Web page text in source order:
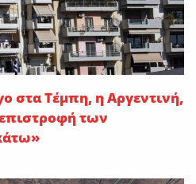
στα Τέμπη, η Αργεντινή,
των